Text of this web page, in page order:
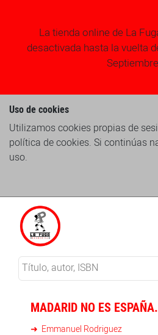
La tienda online de La
desactivada hasta la vuelta
Uso de cookies
Utilizamos cookies propias de
política de cookies. Si continúas
uso.
MADARID NO ES ESPAÑA.
Emmanuel Rodriguez